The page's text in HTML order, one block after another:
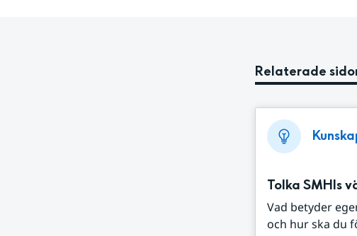
Relaterade
Tolka SMHIs
Vad betyder
och hur ska du